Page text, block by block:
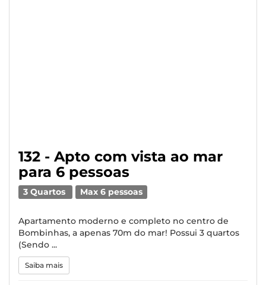
132 - Apto com vista ao mar
para 6 pessoas
3 Quartos Max 6 pessoas
Apartamento moderno e completo no centro de
Bombinhas, a apenas 70m do mar! Possui 3 quartos
(Sendo ...
Saiba mais